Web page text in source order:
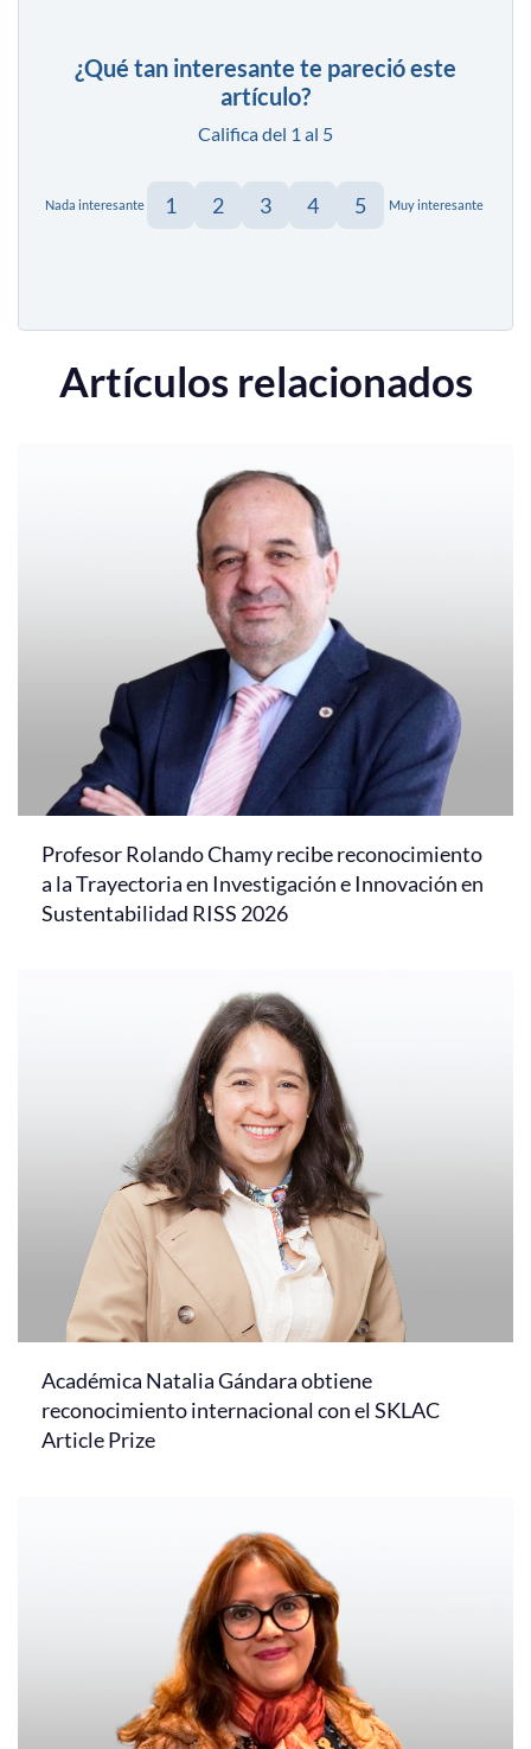
¿Qué tan interesante te pareció este
artículo?
Califica del 1 al 5
Nada interesante 1 2 3 4 5 Muy interesante
Artículos relacionados
Profesor Rolando Chamy recibe reconocimiento
a la Trayectoria en Investigación e Innovación en
Sustentabilidad RISS 2026
Académica Natalia Gándara obtiene
reconocimiento internacional con el SKLAC
Article Prize